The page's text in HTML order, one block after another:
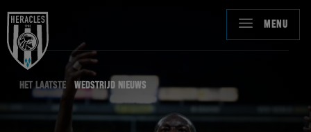
MENU
HET LAATSTE WEDSTRIJD NIEUWS